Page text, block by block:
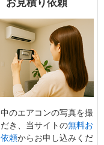
お見積り依頼
のエアコンの写真を撮
き、当サイトの無料お
頼からお申し込みくだ